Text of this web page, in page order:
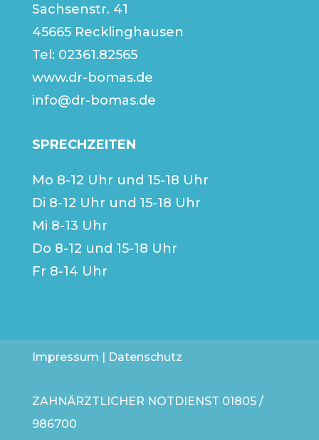
Sachsenstr. 41
45665 Recklinghausen
Tel: 02361.82565
www.dr-bomas.de
info@dr-bomas.de
SPRECHZEITEN
Mo 8-12 Uhr und 15-18 Uhr
Di 8-12 Uhr und 15-18 Uhr
Mi 8-13 Uhr
Do 8-12 und 15-18 Uhr
Fr 8-14 Uhr
Impressum | Datenschutz
ZAHNÄRZTLICHER NOTDIENST 01805 /
986700